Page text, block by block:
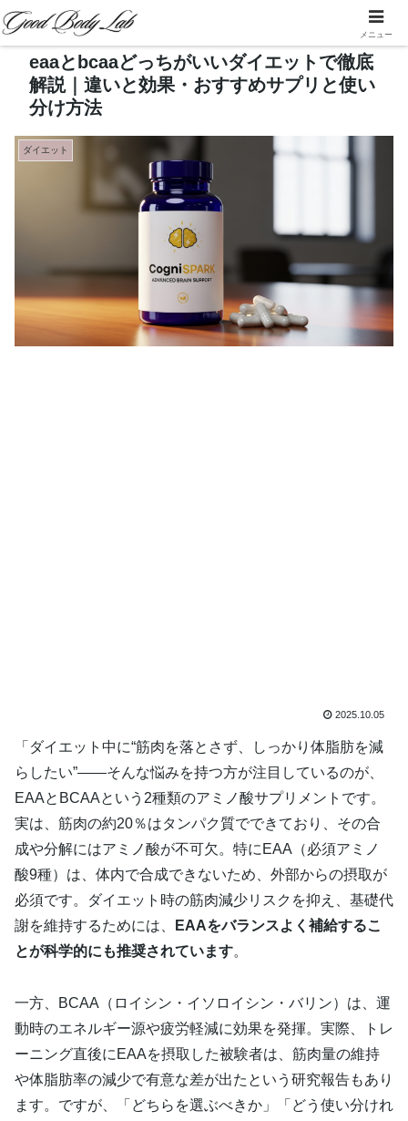
eaaとbcaaどっちがいいダイエットで徹底
解説｜違いと効果・おすすめサプリと使い
分け方法
ダイエット
2025.10.05
「ダイエット中に“筋肉を落とさず、しっかり体脂肪を減
らしたい”――そんな悩みを持つ方が注目しているのが、
EAAとBCAAという2種類のアミノ酸サプリメントです。
実は、筋肉の約20％はタンパク質でできており、その合
成や分解にはアミノ酸が不可欠。特にEAA（必須アミノ
酸9種）は、体内で合成できないため、外部からの摂取が
必須です。ダイエット時の筋肉減少リスクを抑え、基礎代
謝を維持するためには、
EAAをバランスよく補給するこ
とが科学的にも推奨されています。
一方、BCAA（ロイシン・イソロイシン・バリン）は、運
動時のエネルギー源や疲労軽減に効果を発揮。実際、トレ
ーニング直後にEAAを摂取した被験者は、筋肉量の維持
や体脂肪率の減少で有意な差が出たという研究報告もあり
ます。ですが、「どちらを選ぶべきか」「どう使い分けれ
メニュー